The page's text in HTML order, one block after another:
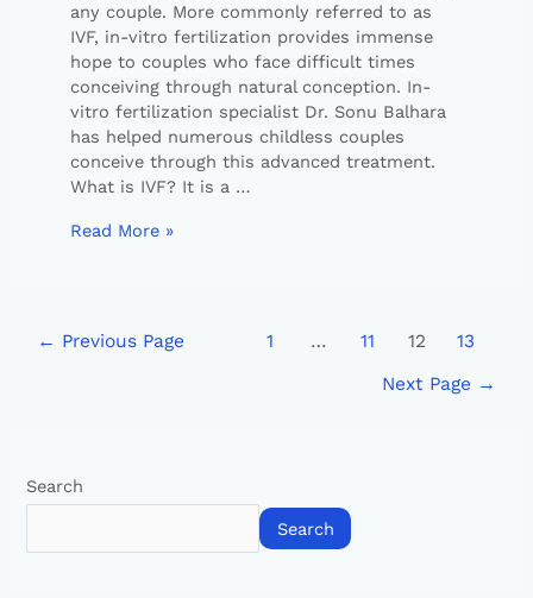
any couple. More commonly referred to as
IVF, in-vitro fertilization provides immense
hope to couples who face difficult times
conceiving through natural conception. In-
vitro fertilization specialist Dr. Sonu Balhara
has helped numerous childless couples
conceive through this advanced treatment.
What is IVF? It is a …
Read More »
← Previous Page 1 … 11 12 13
Next Page →
Search
Search